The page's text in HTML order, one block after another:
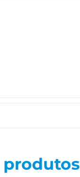
produtos